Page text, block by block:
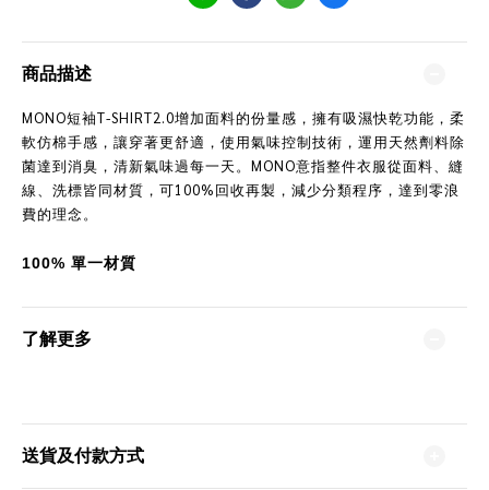
商品描述
MONO短袖T-SHIRT2.0增加面料的份量感，擁有吸濕快乾功能，柔
軟仿棉手感，讓穿著更舒適，使用氣味控制技術，運用天然劑料除
菌達到消臭，清新氣味過每一天。MONO意指整件衣服從面料、縫
線、洗標皆同材質，可100%回收再製，減少分類程序，達到零浪
費的理念。
100% 單一材質
了解更多
送貨及付款方式